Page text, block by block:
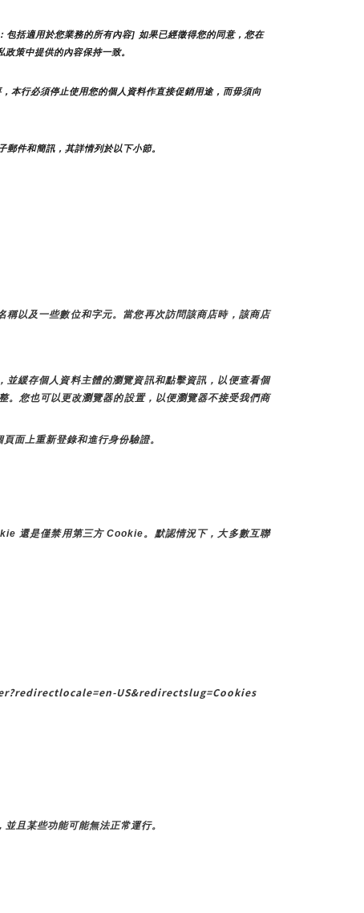
括適用於您業務的所有內容] 如果已經徵得您的同意，您在
策中提供的內容保持一致。
本行必須停止使用您的個人資料作直接促銷用途，而毋須向
件和簡訊，其詳情列於以下小節。
以及一些數位和字元。當您再次訪問該商店時，該商店
緩存個人資料主體的瀏覽資訊和點擊資訊，以便查看個
您也可以更改瀏覽器的設置，以便瀏覽器不接受我們商
面上重新登錄和進行身份驗證。
還是僅禁用第三方 Cookie。默認情況下，大多數互聯
US&redirectslug=Cookies
且某些功能可能無法正常運行。